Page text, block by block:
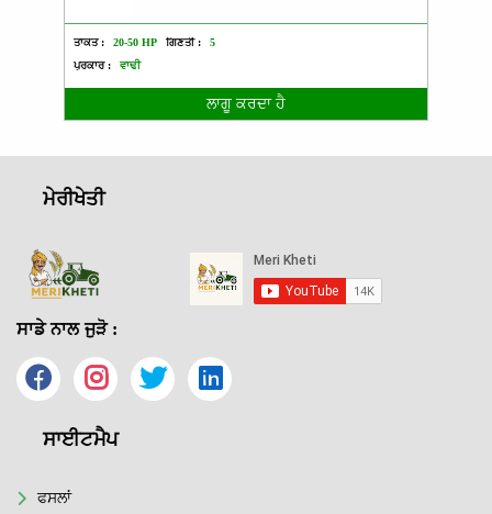
ਤਾਕਤ : 20-50 HP ਗਿਣਤੀ :
5
ਪ੍ਰਕਾਰ :
ਵਾਢੀ
ਲਾਗੂ ਕਰਦਾ ਹੈ
ਮੇਰੀਖੇਤੀ
ਸਾਡੇ ਨਾਲ ਜੁੜੋ :
ਸਾਈਟਮੈਪ
ਫਸਲਾਂ